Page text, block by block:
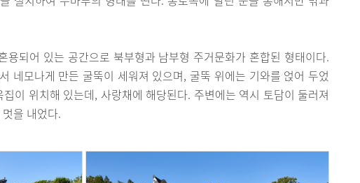
용되어 있는 공간으로 북부형과 남부형 주거문화가 혼합된 형태이다.
네모나게 만든 굴뚝이 세워져 있으며, 굴뚝 위에는 기와를 얹어 두었
이 위치해 있는데, 사랑채에 해당된다. 주변에는 역시 토담이 둘러져
을 내었다.